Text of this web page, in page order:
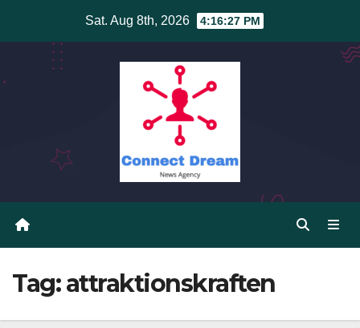
Sat. Aug 8th, 2026 4:16:27 PM
Tag:attraktionskraften